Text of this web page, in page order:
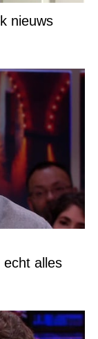
nieuws
echt alles